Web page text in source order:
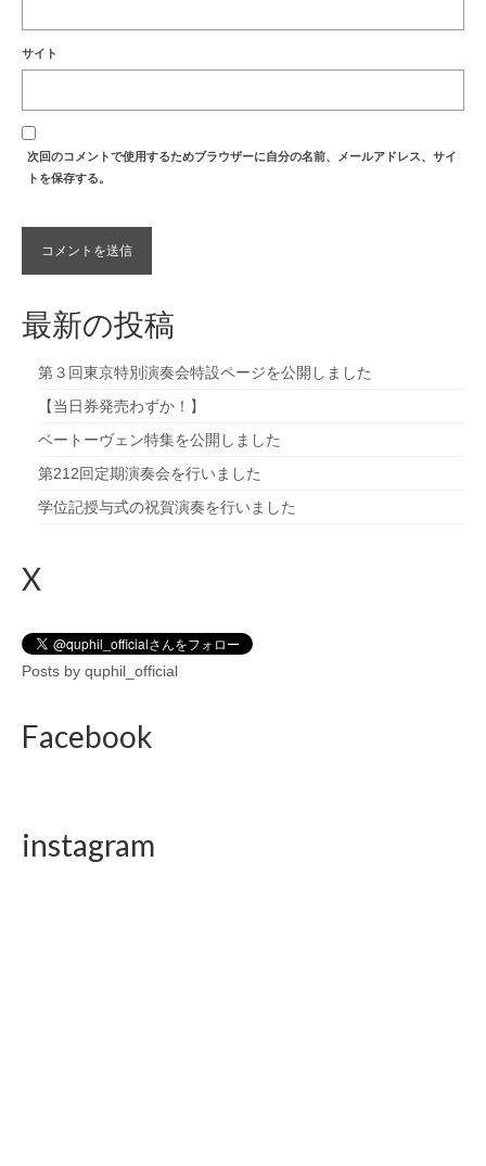
サイト
次回のコメントで使用するためブラウザーに自分の名前、メールアドレス、サイ
トを保存する。
最新の投稿
第３回東京特別演奏会特設ページを公開しました
【当日券発売わずか！】
ベートーヴェン特集を公開しました
第212回定期演奏会を行いました
学位記授与式の祝賀演奏を行いました
X
Posts by quphil_official
Facebook
instagram